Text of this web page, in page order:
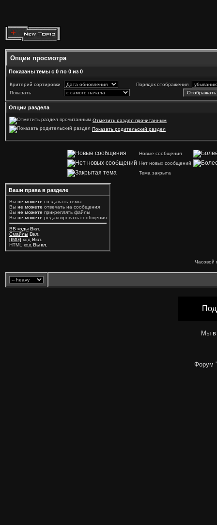
Опции просмотра
Показаны темы с 0 по 0 из 0
Критерий сортировки
Порядок отображения
Показать
Опции раздела
Отметить раздел прочитанным
Показать родительский раздел
Новые сообщения
Нет новых сообщений
Тема закрыта
Ваши права в разделе
Вы не можете создавать темы
Вы не можете отвечать на сообщения
Вы не можете прикреплять файлы
Вы не можете редактировать сообщения
BB коды Вкл.
Смайлы Вкл.
[IMG] код Вкл.
HTML код Выкл.
Часовой
Мы в
Форум